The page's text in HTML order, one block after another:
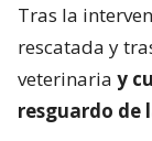
Tras la
rescatada y
veterinaria y
resguardo de